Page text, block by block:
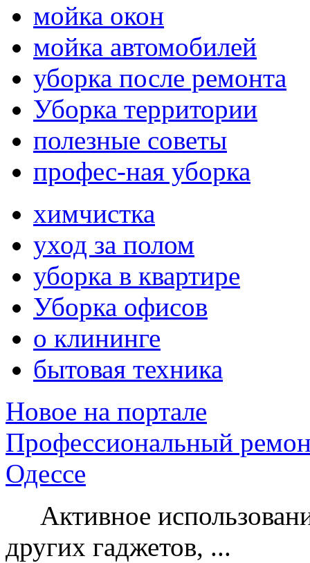
мойка окон
мойка автомобилей
уборка после ремонта
Уборка территории
полезные советы
профес-ная уборка
химчистка
уход за полом
уборка в квартире
Уборка офисов
о клининге
бытовая техника
Новое на портале
Профессиональный
Одессе
Активное
других гаджетов, ...